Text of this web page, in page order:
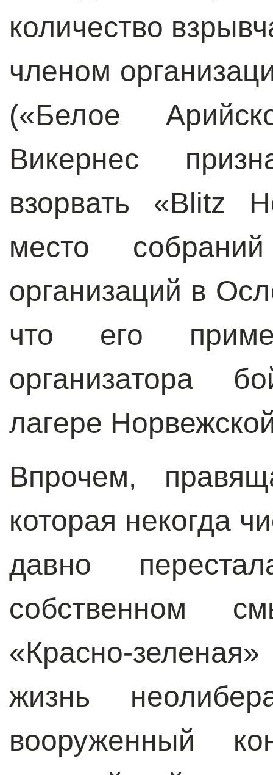
количество
членом
(«Белое
Викернес
взорвать «Blitz
место
организаций в
что его
организатора
лагере
Впрочем,
которая некогда
давно
собственном
«Красно-
жизнь
вооруженный